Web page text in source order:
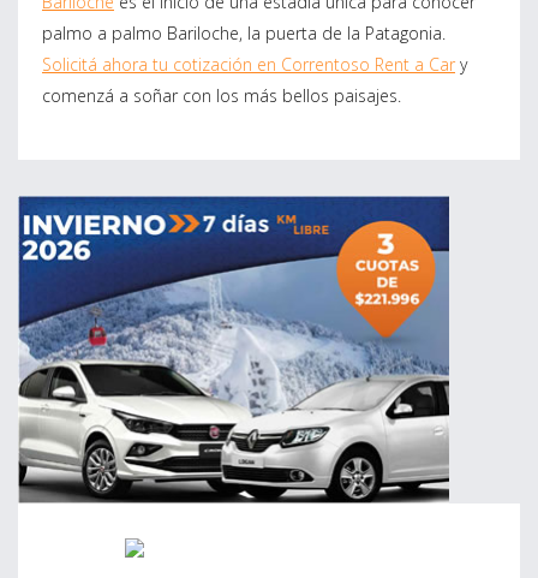
palmo a palmo Bariloche, la puerta de la Patagonia.
Solicitá ahora tu cotización en Correntoso Rent a Car y
comenzá a soñar con los más bellos paisajes.